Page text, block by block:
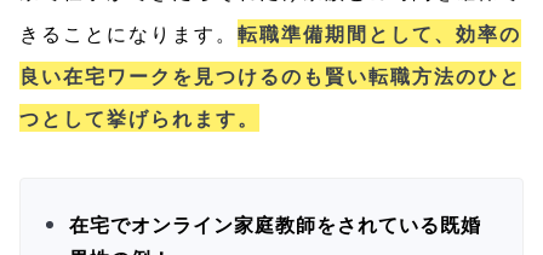
きることになります。 転職準備期間として、効率の
良い在宅ワークを見つけるのも賢い転職方法のひと
つとして挙げられます。
在宅でオンライン家庭教師をされている既婚